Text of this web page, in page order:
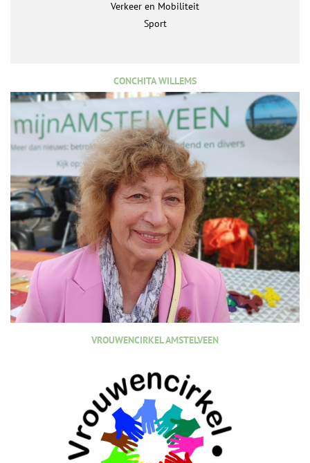
Verkeer en Mobiliteit
Sport
CONCHITA WILLEMS
VROUWENCIRKEL AMSTELVEEN